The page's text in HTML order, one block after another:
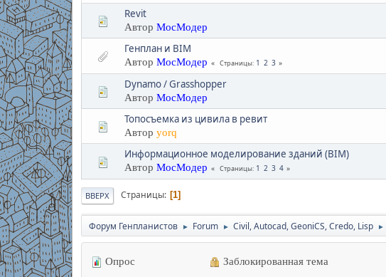
Revit
Автор МосМодер
Генплан и BIM
Автор МосМодер Страницы 1 2 3
Dynamo / Grasshopper
Автор МосМодер
Топосъемка из цивила в ревит
Автор yorq
Информационное моделирование зданий (BIM)
Автор МосМодер Страницы 1 2 3 4
ВВЕРХ Страницы 1
Форум Генпланистов ► Forum ► Civil, Autocad, GeoniCS, Credo, Lisp ►
Опрос
Заблокированная тема